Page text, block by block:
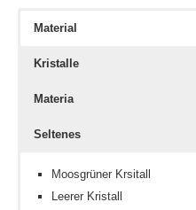
Material
Kristalle
Materia
Seltenes
Moosgrüner Krsitall
Leerer Kristall